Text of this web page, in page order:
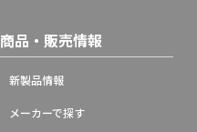
商品・販売情報
新製品情報
メーカーで探す